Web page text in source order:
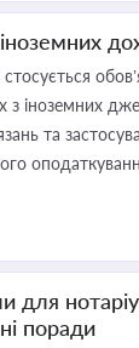
з іноземних
та
для
поради